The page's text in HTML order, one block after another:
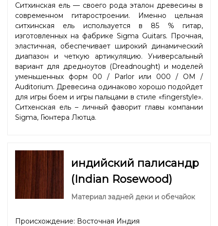
Ситхинская ель — своего рода эталон древесины в
современном гитаростроении. Именно цельная
ситхинская ель используется в 85 % гитар,
изготовленных на фабрике Sigma Guitars. Прочная,
эластичная, обеспечивает широкий динамический
диапазон и четкую артикуляцию. Универсальный
вариант для дредноутов (Dreadnought) и моделей
уменьшенных форм 00 / Parlor или 000 / OM /
Auditorium. Древесина одинаково хорошо подойдет
для игры боем и игры пальцами в стиле «fingerstyle».
Ситхенская ель – личный фаворит главы компании
Sigma, Гюнтера Лютца.
индийский палисандр
(Indian Rosewood)
Материал задней деки и обечайок
Происхождение: Восточная Индия